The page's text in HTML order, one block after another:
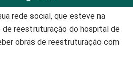
rede social, que esteve na
reestruturação do hospital de
obras de reestruturação com